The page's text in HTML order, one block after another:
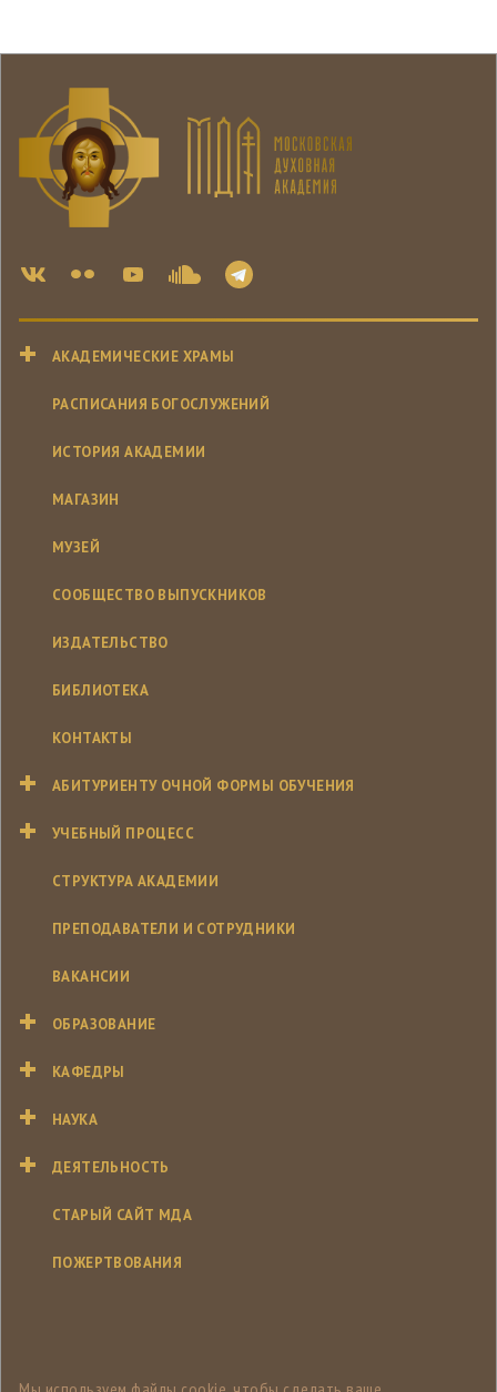
АКАДЕМИЧЕСКИЕ ХРАМЫ
РАСПИСАНИЯ БОГОСЛУЖЕНИЙ
ИСТОРИЯ АКАДЕМИИ
МАГАЗИН
МУЗЕЙ
СООБЩЕСТВО ВЫПУСКНИКОВ
ИЗДАТЕЛЬСТВО
БИБЛИОТЕКА
КОНТАКТЫ
АБИТУРИЕНТУ ОЧНОЙ ФОРМЫ ОБУЧЕНИЯ
УЧЕБНЫЙ ПРОЦЕСС
СТРУКТУРА АКАДЕМИИ
ПРЕПОДАВАТЕЛИ И СОТРУДНИКИ
ВАКАНСИИ
ОБРАЗОВАНИЕ
КАФЕДРЫ
НАУКА
ДЕЯТЕЛЬНОСТЬ
СТАРЫЙ САЙТ МДА
ПОЖЕРТВОВАНИЯ